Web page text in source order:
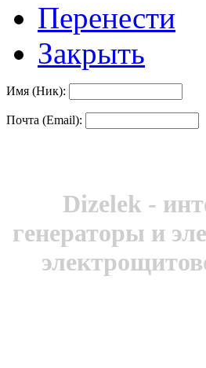
Перенести
Закрыть
Имя (Ник):
Почта (Email):
Dizelek -
генераторы и